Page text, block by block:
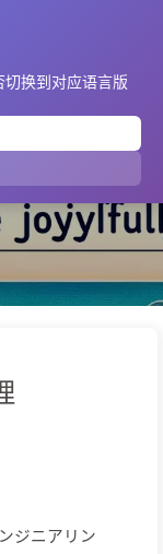
切换到对应语言版
ジニアリン